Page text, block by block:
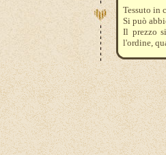
Tessuto in
Si può
Il prezzo
l'ordine,